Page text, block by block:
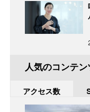
人気のコンテン
アクセス数